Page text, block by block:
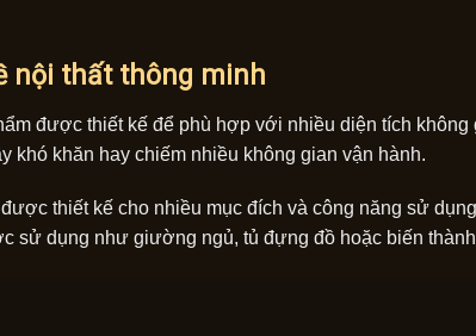
nội thất thông minh
được thiết kế để phù hợp với nhiều diện tích không
khó khăn hay chiếm nhiều không gian vận hành.
thiết kế cho nhiều mục đích và công năng sử
sử dụng như giường ngủ, tủ đựng đồ hoặc biến